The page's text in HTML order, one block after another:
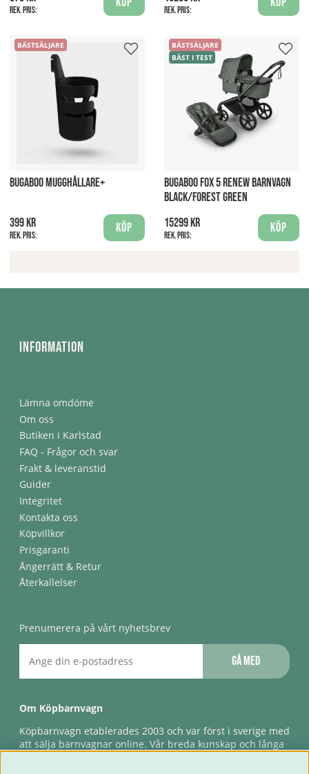
Rek. pris: Rek. pris:
BÄSTSÄLJARE
BUGABOO MUGGHÅLLARE+
399 kr
Rek. pris:
Köp
BÄSTSÄLJARE
BÄST I TEST
BUGABOO FOX 5 RENEW BARNVAGN
BLACK/FOREST GREEN
15299 kr
Rek. pris:
Köp
Information
Lämna omdöme
Om oss
Butiken i Karlstad
FAQ - Frågor och svar
Frakt & leveranstid
Guider
Integritet
Kontakta oss
Köpvillkor
Prisgaranti
Ångerrätt & Retur
Återkallelser
Prenumerera på vårt nyhetsbrev
Gå med
Om Köpbarnvagn
Köpbarnvagn etablerades 2003 och var först i sverige med
att sälja barnvagnar online. Vår breda kunskap och långa